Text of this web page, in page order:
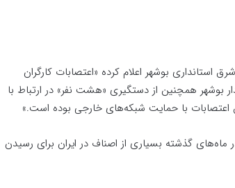
بوشهر اعلام کرده «اعتصابات کارگران
همچنین از دستگیری «هشت نفر» در ارتباط با
اعتصابات با حمایت شبکه‌های خارجی بوده است.»
گذشته بسیاری از اصناف در ایران برای رسیدن